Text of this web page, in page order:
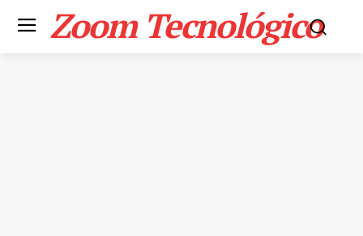
Zoom Tecnológico